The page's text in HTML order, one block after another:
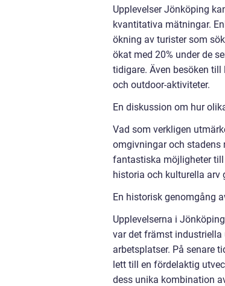
Upplevelser Jönköping
kvantitativa mätningar.
ökning av turister som
ökat med 20% under de
tidigare. Även besöken
och outdoor-aktiviteter.
En diskussion om hur
Vad som verkligen
omgivningar och stadens
fantastiska möjligheter
historia och kulturella arv
En historisk genomgång
Upplevelserna i
var det främst industriella
arbetsplatser. På senare
lett till en fördelaktig
dess unika kombination